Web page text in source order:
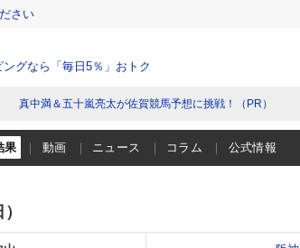
さい
グなら「毎日5％」おトク
真中満＆五十嵐亮太が佐賀競馬予想に挑戦！（PR）
果 動画 ニュース コラム 公式情報